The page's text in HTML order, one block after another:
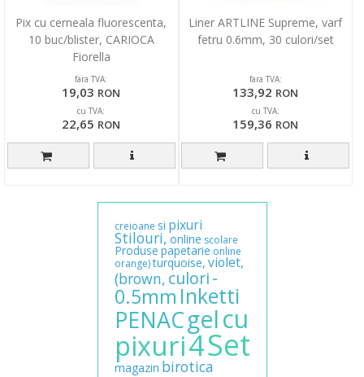
Pix cu cerneala fluorescenta,
10 buc/blister, CARIOCA
Fiorella
fara TVA:
19,03 RON
cu TVA:
22,65 RON
Liner ARTLINE Supreme, varf
fetru 0.6mm, 30 culori/set
fara TVA:
133,92 RON
cu TVA:
159,36 RON
creioane si pixuri
Stilouri, online scolare
Produse papetarie online
orange)turquoise, violet,
(brown, culori-
0.5mm Inketti
PENACgelcu
pixuri4Set
magazin birotica